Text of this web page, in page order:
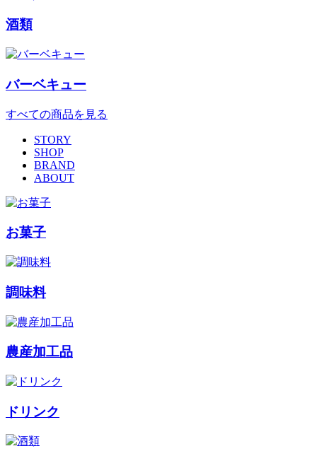
酒類
バーベキュー
すべての商品を見る
STORY
SHOP
BRAND
ABOUT
お菓子
調味料
農産加工品
ドリンク